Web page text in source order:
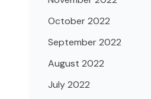
October 2022
September 2022
August 2022
July 2022